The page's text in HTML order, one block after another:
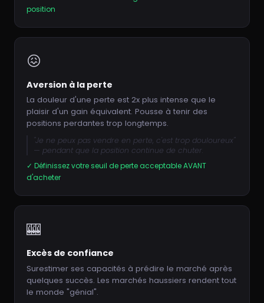
position
😖
Aversion à la perte
La douleur d'une perte est 2x plus intense que le
plaisir d'un gain équivalent. Pousse à tenir des
positions perdantes trop longtemps.
"Je ne peux pas vendre en perte, c'est trop douloureux"
— pendant que la position continue de chuter.
✓ Définissez votre seuil de perte acceptable AVANT
d'acheter
🎰
Excès de confiance
Surestimer ses capacités à prédire le marché après
quelques succès. Les marchés haussiers rendent tout
le monde "génial".